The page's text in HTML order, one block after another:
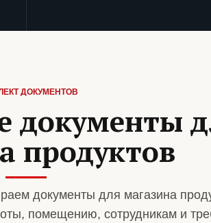
ДОКУМЕНТОВ
документы
продуктов
документы для магазина
помещению, сотрудникам и